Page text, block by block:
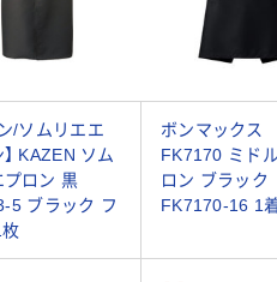
ン/ソムリエエ
KAZEN ソム
プロン 黒
5 ブラック フ
ボンマックス
FK7170 ミド
ロン ブラック
FK7170-16 1